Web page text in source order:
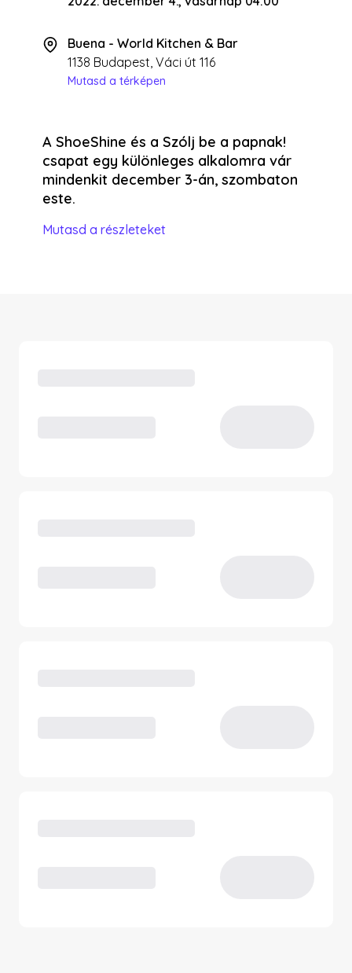
Buena - World Kitchen & Bar
1138 Budapest, Váci út 116
Mutasd a térképen
A ShoeShine és a Szólj be a papnak!
csapat egy különleges alkalomra vár
mindenkit december 3-án, szombaton
este.
Mutasd a részleteket